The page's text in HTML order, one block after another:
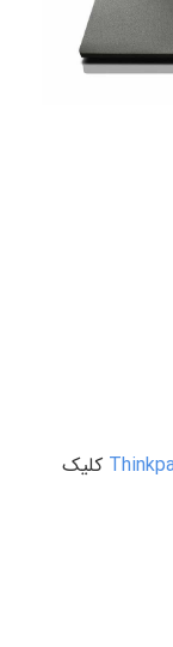
کلیک